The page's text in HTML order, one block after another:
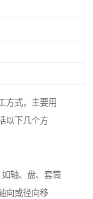
方式，主要用
以下几个方
轴、盘、套筒
向或径向移